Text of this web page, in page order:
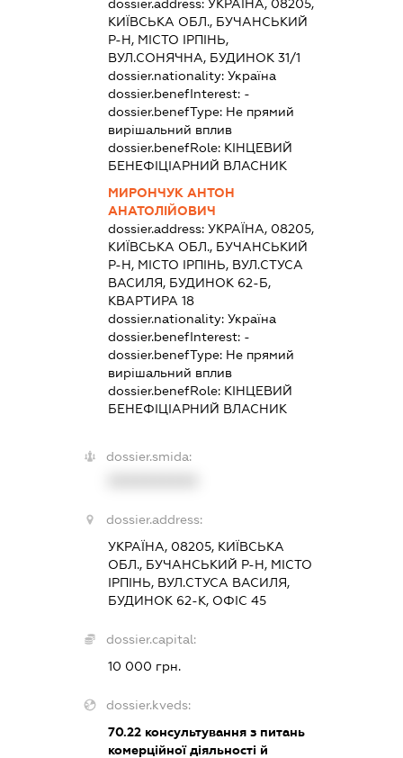
dossier.address:УКРАЇНА, 08205,
КИЇВСЬКА ОБЛ., БУЧАНСЬКИЙ
Р-Н, МІСТО ІРПІНЬ,
ВУЛ.СОНЯЧНА, БУДИНОК 31/1
dossier.nationality:Україна
dossier.benefInterest: -
dossier.benefType: Не прямий
вирішальний вплив
dossier.benefRole: КІНЦЕВИЙ
БЕНЕФІЦІАРНИЙ ВЛАСНИК
МИРОНЧУК АНТОН
АНАТОЛІЙОВИЧ
dossier.address:УКРАЇНА, 08205,
КИЇВСЬКА ОБЛ., БУЧАНСЬКИЙ
Р-Н, МІСТО ІРПІНЬ, ВУЛ.СТУСА
ВАСИЛЯ, БУДИНОК 62-Б,
КВАРТИРА 18
dossier.nationality:Україна
dossier.benefInterest: -
dossier.benefType: Не прямий
вирішальний вплив
dossier.benefRole: КІНЦЕВИЙ
БЕНЕФІЦІАРНИЙ ВЛАСНИК
dossier.smida:
dossier.address:
УКРАЇНА, 08205, КИЇВСЬКА
ОБЛ., БУЧАНСЬКИЙ Р-Н, МІСТО
ІРПІНЬ, ВУЛ.СТУСА ВАСИЛЯ,
БУДИНОК 62-К, ОФІС 45
dossier.capital:
10 000 грн.
dossier.kveds:
70.22 консультування з питань
комерційної діяльності й